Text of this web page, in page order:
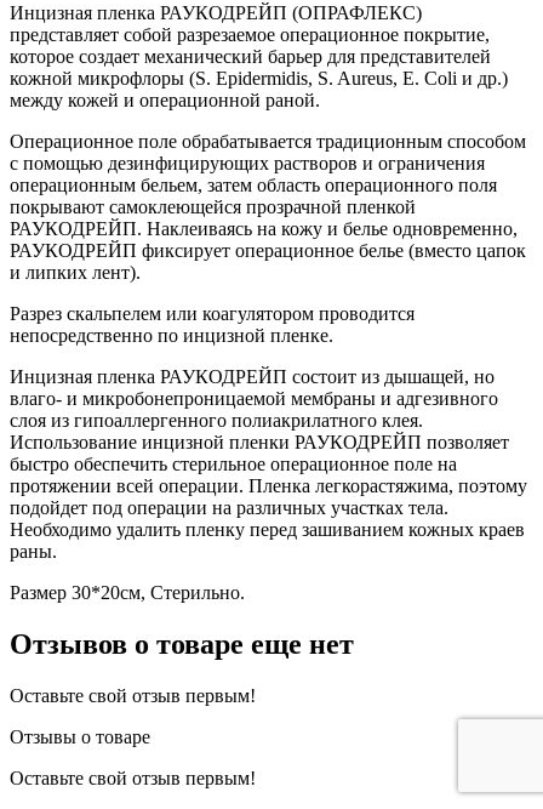
Инцизная пленка РАУКОДРЕЙП (ОПРАФЛЕКС)
представляет собой разрезаемое операционное покрытие,
которое создает механический барьер для представителей
кожной микрофлоры (S. Epidermidis, S. Aureus, E. Coli и др.)
между кожей и операционной раной.
Операционное поле обрабатывается традиционным способом
с помощью дезинфицирующих растворов и ограничения
операционным бельем, затем область операционного поля
покрывают самоклеющейся прозрачной пленкой
РАУКОДРЕЙП. Наклеиваясь на кожу и белье одновременно,
РАУКОДРЕЙП фиксирует операционное белье (вместо цапок
и липких лент).
Разрез скальпелем или коагулятором проводится
непосредственно по инцизной пленке.
Инцизная пленка РАУКОДРЕЙП состоит из дышащей, но
влаго- и микробонепроницаемой мембраны и адгезивного
слоя из гипоаллергенного полиакрилатного клея.
Использование инцизной пленки РАУКОДРЕЙП позволяет
быстро обеспечить стерильное операционное поле на
протяжении всей операции. Пленка легкорастяжима, поэтому
подойдет под операции на различных участках тела.
Необходимо удалить пленку перед зашиванием кожных краев
раны.
Размер 30*20см, Стерильно.
Отзывов о товаре еще нет
Оставьте свой отзыв первым!
Отзывы о товаре
Оставьте свой отзыв первым!